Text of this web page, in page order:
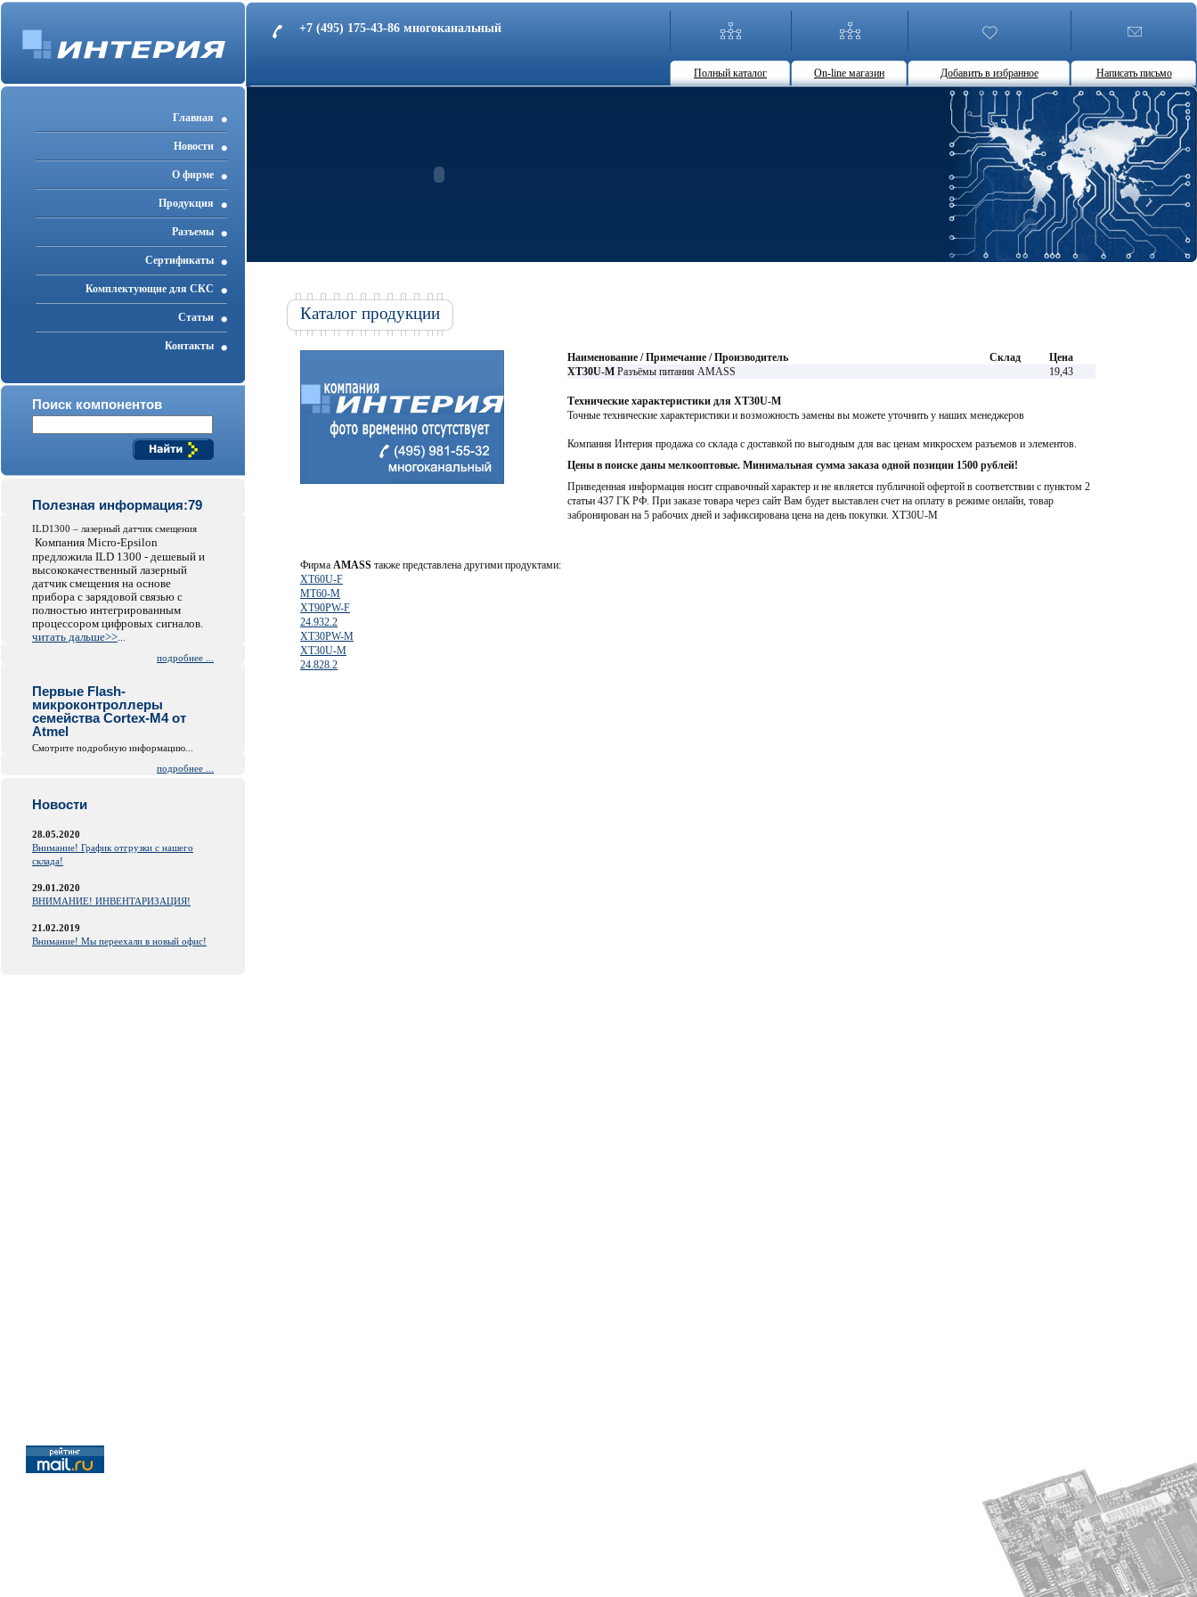
+7 (495) 175-43-86 многоканальный
Полный каталог On-line магазин Добавить в избранное Написать письмо
Главная
Новости
О фирме
Продукция
Разъемы
Cертификаты
Комплектующие для СКС
Статьи
Контакты
Поиск компонентов
Полезная информация:79
ILD1300 – лазерный датчик смещения
Компания Micro-Epsilon
предложила ILD 1300 - дешевый и
высококачественный лазерный
датчик смещения на основе
прибора с зарядовой связью с
полностью интегрированным
процессором цифровых сигналов.
читать дальше>>
подробнее ...
Первые Flash-
микроконтроллеры
семейства Cortex-M4 от
Atmel
Смотрите подробную информацию...
подробнее ...
Новости
28.05.2020
Внимание! График отгрузки с нашего
склада!
29.01.2020
ВНИМАНИЕ! ИНВЕНТАРИЗАЦИЯ!
21.02.2019
Внимание! Мы переехали в новый офис!
Каталог продукции
Наименование / Примечание / Производитель Склад
Цена
XT30U-M Разъёмы питания AMASS 19,43
Технические характеристики для XT30U-M
Точные технические характеристики и возможность замены вы можете уточнить у наших менеджеров
Компания Интерия продажа со склада с доставкой по выгодным для вас ценам микросхем разъемов и элементов.
Цены в поиске даны мелкооптовые. Минимальная сумма заказа одной позиции 1500 рублей!
Приведенная информация носит справочный характер и не является публичной офертой в соответствии с пунктом 2
статьи 437 ГК РФ. При заказе товара через сайт Вам будет выставлен счет на оплату в режиме онлайн, товар
забронирован на 5 рабочих дней и зафиксирована цена на день покупки. XT30U-M
Фирма AMASS также представлена другими продуктами:
XT60U-F
MT60-M
XT90PW-F
24.932.2
XT30PW-M
XT30U-M
24.828.2